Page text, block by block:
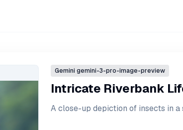
Gemini gemini-3-pro-image-preview
Intricate Riverbank
A close-up depiction of insects in